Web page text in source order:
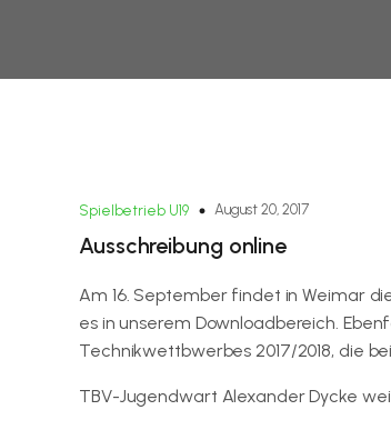
Spielbetrieb U19 August 20, 2017
Ausschreibung online
Am 16. September findet in Weimar
es in unserem Downloadbereich.
Technikwettbwerbes 2017/2018, die
TBV-Jugendwart Alexander Dycke